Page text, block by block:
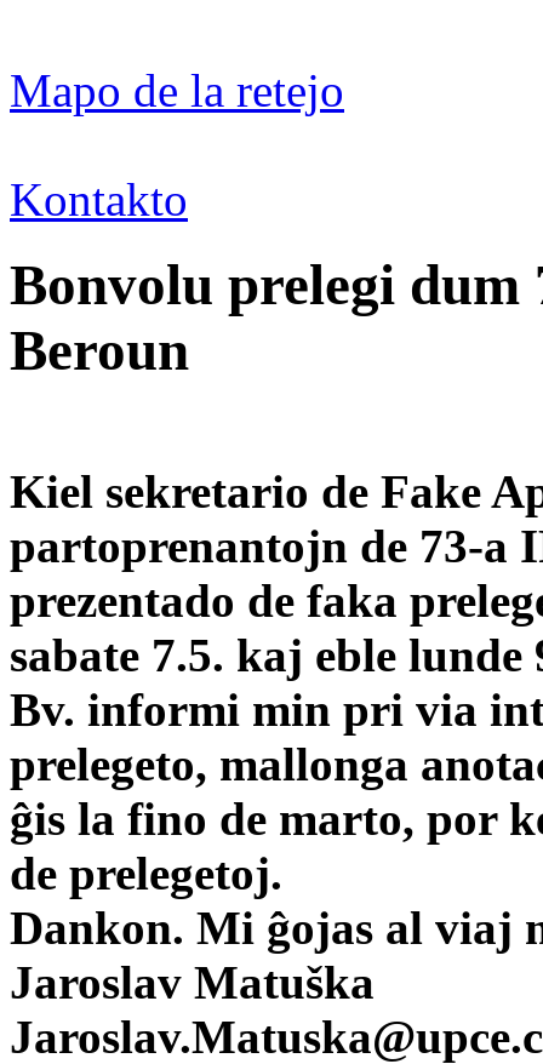
Mapo de la retejo
Kontakto
Bonvolu prelegi dum
Beroun
Kiel sekretario de Fake
partoprenantojn de 73-a
prezentado de faka
sabate 7.5. kaj eble lunde
Bv. informi min pri via
prelegeto, mallonga
ĝis la fino de marto, por
de prelegetoj.
Dankon. Mi ĝojas al viaj
Jaroslav Matuška